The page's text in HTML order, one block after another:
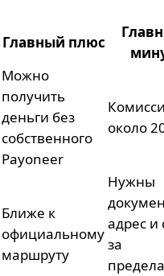
Главный плюс
Можно
получить
деньги без
собственного
Payoneer
около
Ближе к
официальному
маршруту
Нужны
адрес и
за